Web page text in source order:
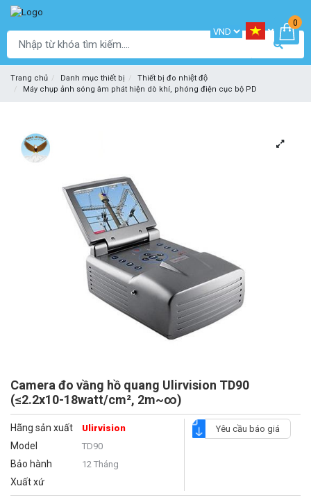
0
Trang chủ Danh mục thiết bị
Thiết bị đo nhiệt độ
Máy chụp ảnh sóng âm phát hiện dò khí, phóng điện cục bộ PD
Camera đo vầng hồ quang Ulirvision TD90
(≤2.2x10-18watt/cm², 2m~∞)
Hãng sản xuất Ulirvision
Model TD90
Bảo hành 12 Tháng
Xuất xứ
Yêu cầu báo giá